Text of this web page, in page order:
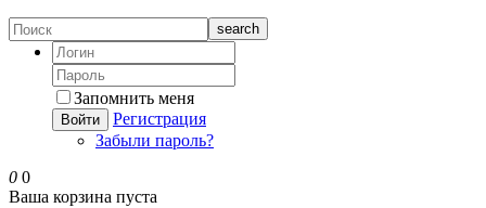
search
Запомнить меня
Войти
Регистрация
Забыли пароль?
0 0
Ваша корзина пуста